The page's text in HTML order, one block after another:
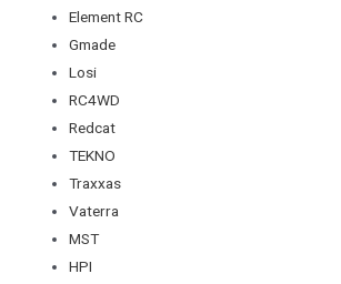
Element RC
Gmade
Losi
RC4WD
Redcat
TEKNO
Traxxas
Vaterra
MST
HPI